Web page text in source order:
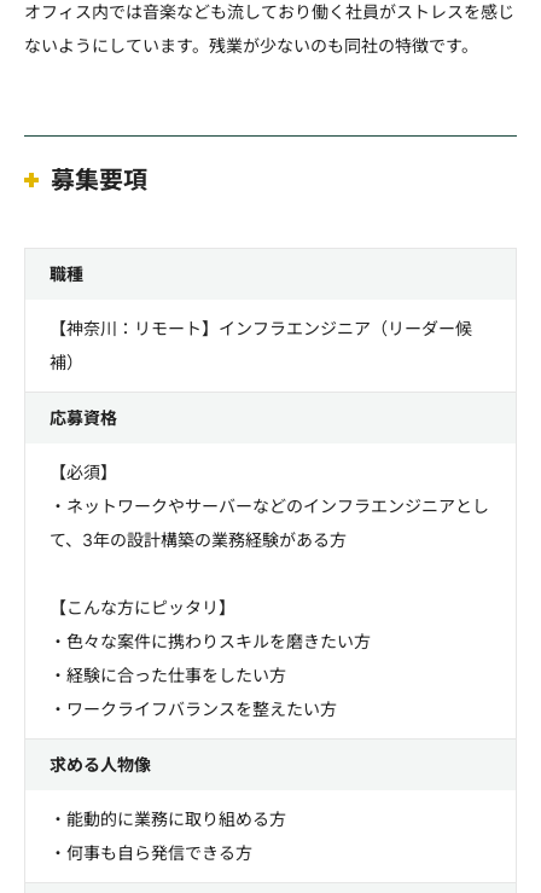
オフィス内では音楽なども流しており働く社員がストレスを感じ
ないようにしています。残業が少ないのも同社の特徴です。
募集要項
職種
【神奈川：リモート】インフラエンジニア（リーダー候
補）
応募資格
【必須】
・ネットワークやサーバーなどのインフラエンジニアとし
て、3年の設計構築の業務経験がある方
【こんな方にピッタリ】
・色々な案件に携わりスキルを磨きたい方
・経験に合った仕事をしたい方
・ワークライフバランスを整えたい方
求める人物像
・能動的に業務に取り組める方
・何事も自ら発信できる方